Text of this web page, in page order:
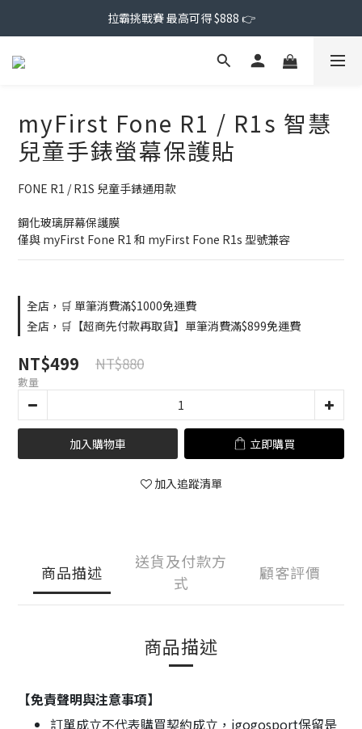
拉霸挑戰賽 最高可得 $888 👉
myFirst Fone R1 / R1s 智慧
兒童手錶螢幕保護貼
FONE R1 / R1S 兒童手錶通用款
鋼化玻璃屏幕保護膜
僅與 myFirst Fone R1 和 myFirst Fone R1s 型號兼容
全店，🛒 單筆消費滿$1000免運費
全店，🛒【超商先付款再取貨】單筆消費滿$899免運費
NT$499 NT$880
數量
加入購物車 立即購買
加入追蹤清單
商品描述
送貨及付款方
式
顧客評價
商品描述
【免責聲明與注意事項】
訂單成立不代表購買契約成立，igogosport保留是